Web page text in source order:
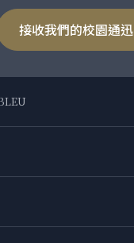
接收我們的校園通迅